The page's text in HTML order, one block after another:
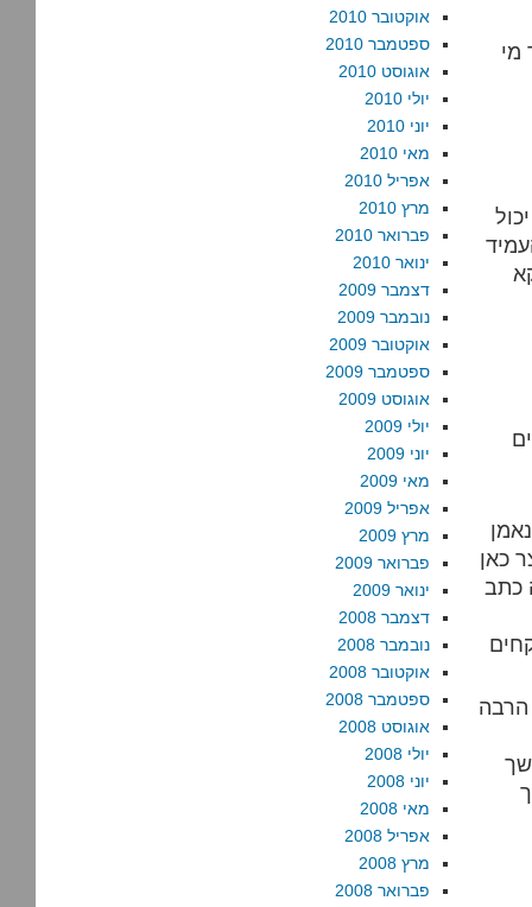
מי
כאן
כתב
הרבה
אוקטובר 2010
ספטמבר 2010
אוגוסט 2010
יולי 2010
יוני 2010
מאי 2010
אפריל 2010
מרץ 2010
פברואר 2010
ינואר 2010
דצמבר 2009
נובמבר 2009
אוקטובר 2009
ספטמבר 2009
אוגוסט 2009
יולי 2009
יוני 2009
מאי 2009
אפריל 2009
מרץ 2009
פברואר 2009
ינואר 2009
דצמבר 2008
נובמבר 2008
אוקטובר 2008
ספטמבר 2008
אוגוסט 2008
יולי 2008
יוני 2008
מאי 2008
אפריל 2008
מרץ 2008
פברואר 2008